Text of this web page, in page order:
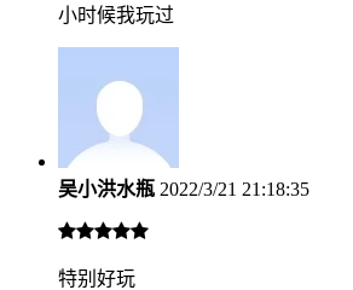
小时候我玩过
吴小洪水瓶 2022/3/21 21:18:35
特别好玩